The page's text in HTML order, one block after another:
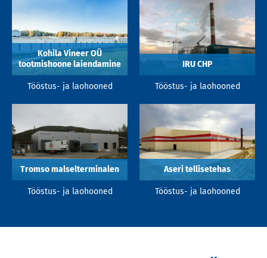
Kohila Vineer OÜ
tootmishoone laiendamine
Tööstus- ja laohooned
IRU CHP
Tööstus- ja laohooned
Tromso malselterminalen
Tööstus- ja laohooned
Aseri tellisetehas
Tööstus- ja laohooned